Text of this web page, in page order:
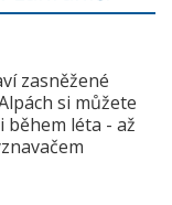
zasněžené
si můžete
léta - až